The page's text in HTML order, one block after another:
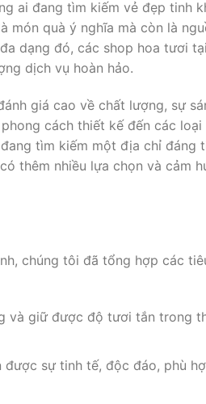
ai đang tìm kiếm vẻ đẹp tinh
món quà ý nghĩa mà còn là
dạng đó, các shop hoa tươi tại
dịch vụ hoàn hảo.
giá cao về chất lượng, sự
cách thiết kế đến các loại
tìm kiếm một địa chỉ đáng
thêm nhiều lựa chọn và cảm
chúng tôi đã tổng hợp các
và giữ được độ tươi tắn trong
được sự tinh tế, độc đáo, phù